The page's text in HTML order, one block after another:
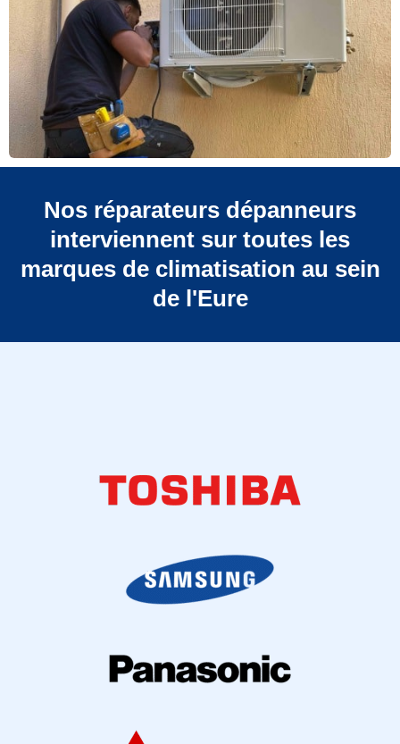
Nos réparateurs dépanneurs
interviennent sur toutes les
marques de climatisation au sein
de l'Eure